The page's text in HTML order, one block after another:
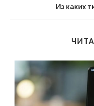
Из каких